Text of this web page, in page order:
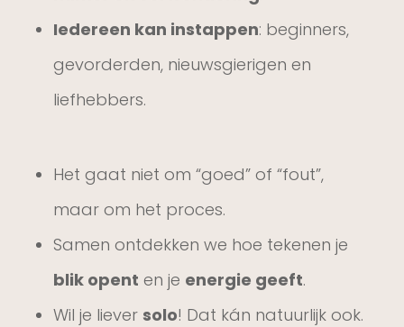
Iedereen kan instappen: beginners,
gevorderden, nieuwsgierigen en
liefhebbers.
Het gaat niet om “goed” of “fout”,
maar om het proces.
Samen ontdekken we hoe tekenen je
blik opent en je energie geeft.
Wil je liever solo! Dat kán natuurlijk ook.